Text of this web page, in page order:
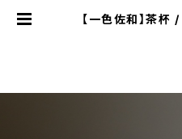
【一色佐和】茶杯 / 【 sawa isshiki